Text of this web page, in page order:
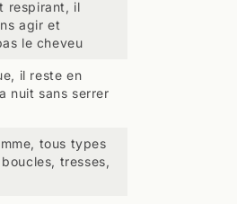
respirant, il
agir et
le cheveu
il reste en
nuit sans serrer
tous types
tresses,